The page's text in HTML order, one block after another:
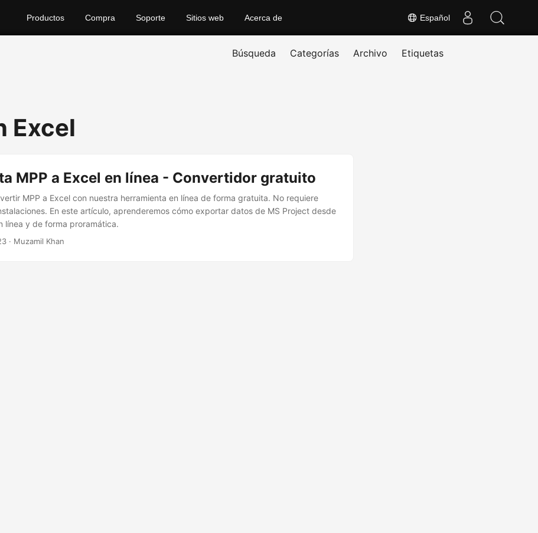
Español
Productos Compra Soporte Sitios web Acerca de
Búsqueda Categorías Archivo Etiquetas
Excel
MPP a Excel en línea - Convertidor gratuito
MPP a Excel con nuestra herramienta en línea de forma gratuita. No requiere
En este artículo, aprenderemos cómo exportar datos de MS Project desde
línea y de forma proramática.
· Muzamil Khan